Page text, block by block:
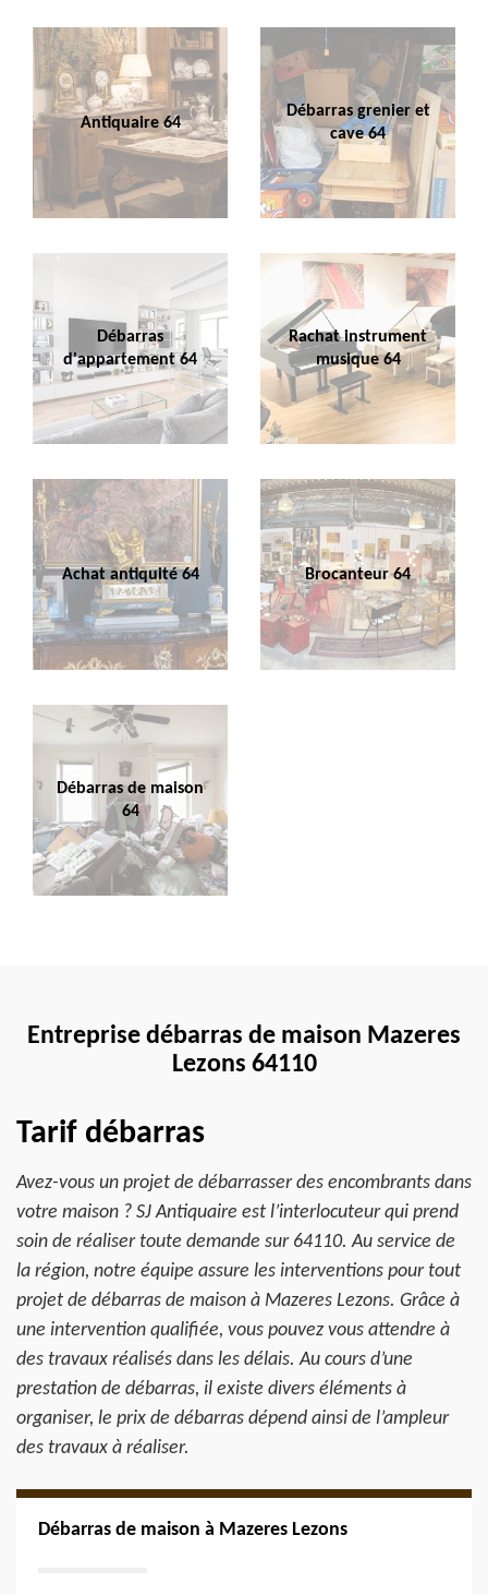
Antiquaire 64
Débarras grenier et
cave 64
Débarras
d'appartement 64
Rachat instrument
musique 64
Achat antiquité 64 Brocanteur 64
Débarras de maison
64
Entreprise débarras de maison Mazeres
Lezons 64110
Tarif débarras
Avez-vous un projet de débarrasser des encombrants dans
votre maison ? SJ Antiquaire est l’interlocuteur qui prend
soin de réaliser toute demande sur 64110. Au service de
la région, notre équipe assure les interventions pour tout
projet de débarras de maison à Mazeres Lezons. Grâce à
une intervention qualifiée, vous pouvez vous attendre à
des travaux réalisés dans les délais. Au cours d’une
prestation de débarras, il existe divers éléments à
organiser, le prix de débarras dépend ainsi de l’ampleur
des travaux à réaliser.
Débarras de maison à Mazeres Lezons